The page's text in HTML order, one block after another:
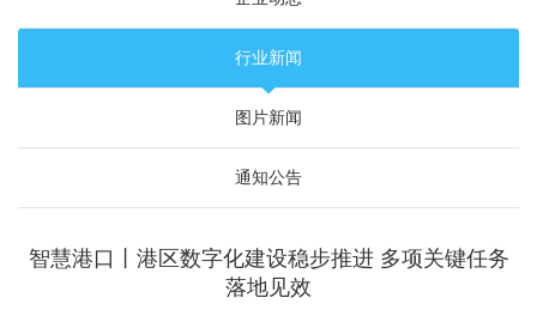
行业新闻
图片新闻
通知公告
智慧港口丨港区数字化建设稳步推进 多项关键任务
落地见效